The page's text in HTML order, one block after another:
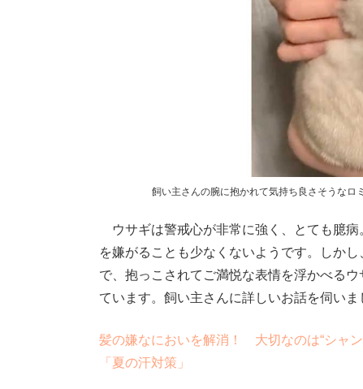
飼い主さんの腕に抱かれて気持ち良さそうなロ
ウサギは警戒心が非常に強く、とても臆
を嫌がることも少なくないようです。しか
で、抱っこされてご満悦な表情を浮かべる
ています。飼い主さんに詳しいお話を伺いま
髪の嫌なにおいを解消！ 大切なのは“シャ
「夏の汗対策」